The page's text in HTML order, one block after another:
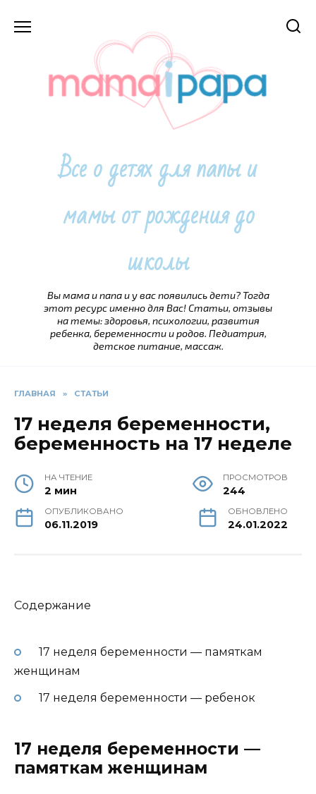
Все о детях для папы и
мамы от рождения до
школы
Вы мама и папа и у вас появились дети? Тогда
этот ресурс именно для Вас! Статьи, отзывы
на темы: здоровья, психологии, развития
ребенка, беременности и родов. Педиатрия,
детское питание, массаж.
ГЛАВНАЯ » СТАТЬИ
17 неделя беременности,
беременность на 17 неделе
НА ЧТЕНИЕ
2 мин
ПРОСМОТРОВ
244
ОПУБЛИКОВАНО
06.11.2019
ОБНОВЛЕНО
24.01.2022
Содержание
17 неделя беременности — памяткам
женщинам
17 неделя беременности — ребенок
17 неделя беременности —
памяткам женщинам